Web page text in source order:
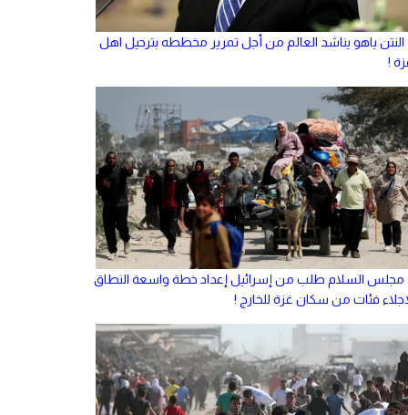
النتن ياهو يناشد العالم من أجل تمرير مخططه بترحيل اهل
!
مجلس السلام طلب من إسرائيل إعداد خطة واسعة النطاق
فئات من سكان غزة للخارج !